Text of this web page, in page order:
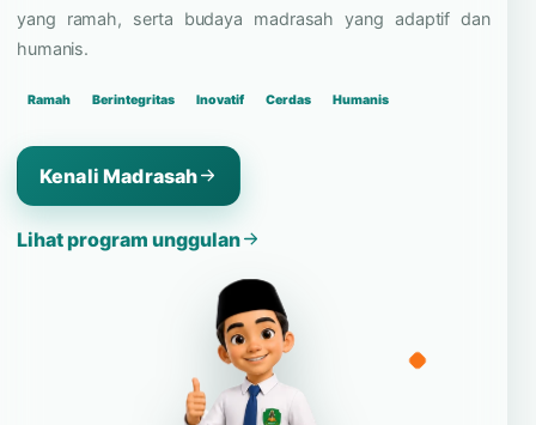
yang ramah, serta budaya madrasah yang adaptif dan
humanis.
Ramah Berintegritas Inovatif Cerdas Humanis
Kenali Madrasah
Lihat program unggulan